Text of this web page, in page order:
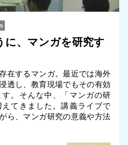
に、マンガを研究す
在するマンガ。最近では海外
透し、教育現場でもその有効
。そんな中、「マンガの研
てきました。講義ライブで
ら、マンガ研究の意義や方法